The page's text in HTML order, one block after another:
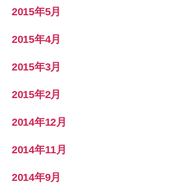
2015年5月
2015年4月
2015年3月
2015年2月
2014年12月
2014年11月
2014年9月